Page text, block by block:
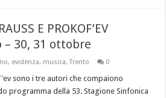
E PROKOF’EV
– 30, 31 ottobre
, evidenza, musica,Trento 0
sono i tre autori che compaiono
programma della 53. Stagione Sinfonica